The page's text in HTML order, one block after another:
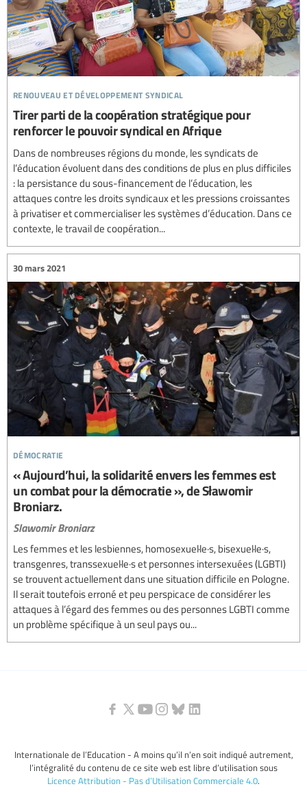
renouveau et développement syndical
Tirer parti de la coopération stratégique pour
renforcer le pouvoir syndical en Afrique
Dans de nombreuses régions du monde, les syndicats de
l’éducation évoluent dans des conditions de plus en plus difficiles
: la persistance du sous-financement de l’éducation, les
attaques contre les droits syndicaux et les pressions croissantes
à privatiser et commercialiser les systèmes d’éducation. Dans ce
contexte, le travail de coopération...
démocratie
30 mars 2021
« Aujourd’hui, la solidarité envers les femmes est
un combat pour la démocratie », de Sławomir
Broniarz.
Slawomir Broniarz
Les femmes et les lesbiennes, homosexuel·le·s, bisexuel·le·s,
transgenres, transsexuel·le·s et personnes intersexuées (LGBTI)
se trouvent actuellement dans une situation difficile en Pologne.
Il serait toutefois erroné et peu perspicace de considérer les
attaques à l’égard des femmes ou des personnes LGBTI comme
un problème spécifique à un seul pays ou...
Internationale de l’Education - A moins qu’il n’en soit indiqué autrement,
l’intégralité du contenu de ce site web est libre d’utilisation sous
Licence Attribution - Pas d’Utilisation Commerciale 4.0.